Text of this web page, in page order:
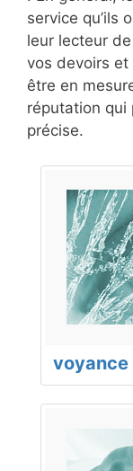
service qu’ils
leur lecteur
vos devoirs et
être en
réputation qui
précise.
voyance